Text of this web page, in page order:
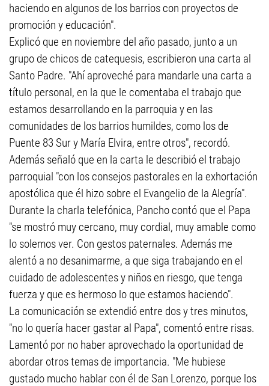
haciendo en algunos de los barrios con proyectos de
promoción y educación".
Explicó que en noviembre del año pasado, junto a un
grupo de chicos de catequesis, escribieron una carta al
Santo Padre. "Ahí aproveché para mandarle una carta a
título personal, en la que le comentaba el trabajo que
estamos desarrollando en la parroquia y en las
comunidades de los barrios humildes, como los de
Puente 83 Sur y María Elvira, entre otros", recordó.
Además señaló que en la carta le describió el trabajo
parroquial "con los consejos pastorales en la exhortación
apostólica que él hizo sobre el Evangelio de la Alegría".
Durante la charla telefónica, Pancho contó que el Papa
"se mostró muy cercano, muy cordial, muy amable como
lo solemos ver. Con gestos paternales. Además me
alentó a no desanimarme, a que siga trabajando en el
cuidado de adolescentes y niños en riesgo, que tenga
fuerza y que es hermoso lo que estamos haciendo".
La comunicación se extendió entre dos y tres minutos,
"no lo quería hacer gastar al Papa", comentó entre risas.
Lamentó por no haber aprovechado la oportunidad de
abordar otros temas de importancia. "Me hubiese
gustado mucho hablar con él de San Lorenzo, porque los